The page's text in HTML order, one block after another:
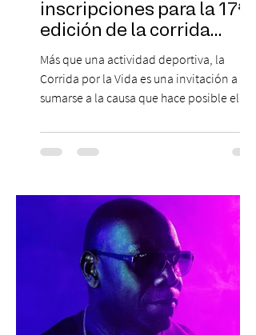
inscripciones para la 17ª
edición de la corrida
solidaria
Más que una actividad deportiva, la
Corrida por la Vida es una invitación a
sumarse a la causa que hace posible el
desarrolla durante todo el año: brindar
orientación, contención y apoyo
experiencia del cáncer de mama y a sus
familias, además de impulsar la detección
temprana, porque la información también
es una forma de acompañar. Con este
propósito, la Corporación realizará la 17ª
Corrida por la Vida, e